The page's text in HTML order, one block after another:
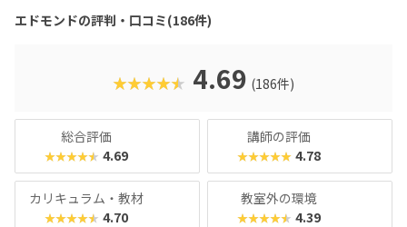
「JavaScript」を使ったテキストプログラミングに挑戦。ゲ
ーム感覚でステージをクリアしていく中で、関数や条件分岐
す。成長が“見える”チェックシートやタイピングシートな
ど、“続けたくなる仕組み”が整っているため、高い継続率に
ん、「好きなことから将来につながる力を育てたい」「子ど
もの成長を実感したい」というご家庭にもおすすめのスクー
ルです！
エドモンドの評判・口コミ(186件)
★★★★★ 4.69 (186件)
総合評価
★★★★★ 4.69
講師の評価
★★★★★ 4.78
カリキュラム・教材
★★★★★ 4.70
教室外の環境
★★★★★ 4.39